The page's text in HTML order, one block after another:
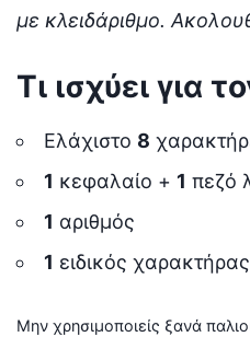
με κλειδάριθμο.
Τι ισχύει για
Ελάχιστο 8
1 κεφαλαίο + 1 πεζό
1 αριθμός
1 ειδικός
Μην χρησιμοποιείς ξανά